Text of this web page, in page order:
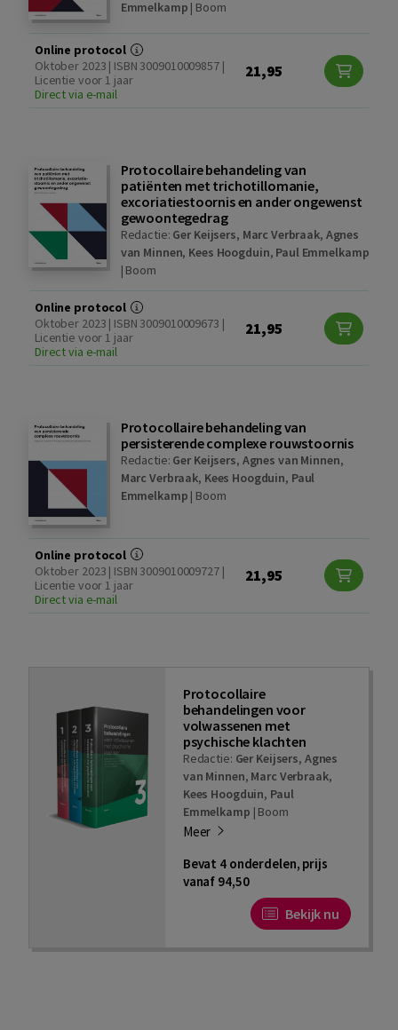
Emmelkamp | Boom
Online protocol
Oktober 2023 | ISBN 3009010009857 |
Licentie voor 1 jaar
Direct via e-mail
21,95
Protocollaire behandeling van
patiënten met trichotillomanie,
excoriatiestoornis en ander ongewenst
gewoontegedrag
Redactie: Ger Keijsers, Marc Verbraak, Agnes
van Minnen, Kees Hoogduin, Paul Emmelkamp
| Boom
Online protocol
Oktober 2023 | ISBN 3009010009673 |
Licentie voor 1 jaar
Direct via e-mail
21,95
Protocollaire behandeling van
persisterende complexe rouwstoornis
Redactie: Ger Keijsers, Agnes van Minnen,
Marc Verbraak, Kees Hoogduin, Paul
Emmelkamp | Boom
Online protocol
Oktober 2023 | ISBN 3009010009727 |
Licentie voor 1 jaar
Direct via e-mail
21,95
Protocollaire
behandelingen voor
volwassenen met
psychische klachten
Redactie: Ger Keijsers, Agnes
van Minnen, Marc Verbraak,
Kees Hoogduin, Paul
Emmelkamp | Boom
Meer
Bevat 4 onderdelen, prijs
vanaf 94,50
Bekijk nu